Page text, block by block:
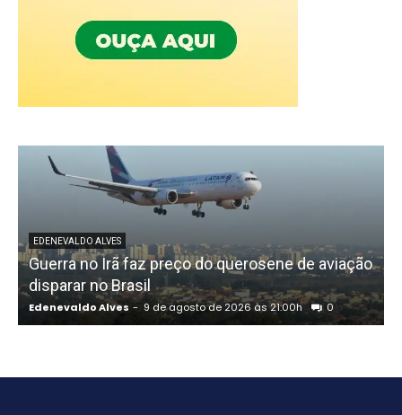
EDENEVALDO ALVES
Guerra no Irã faz preço do querosene de aviação
disparar no Brasil
Edenevaldo Alves - 9 de agosto de 2026 às 21:00h 0